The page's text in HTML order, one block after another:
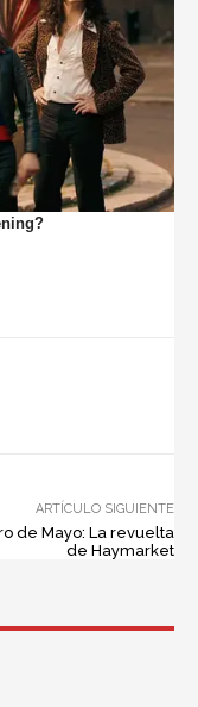
ARTÍCULO SIGUIENTE
de Mayo: La revuelta
de Haymarket